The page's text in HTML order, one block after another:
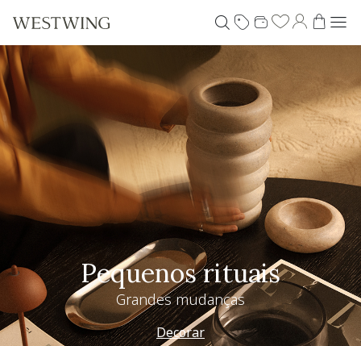
Pequenos rituais
Grandes mudanças
Decorar